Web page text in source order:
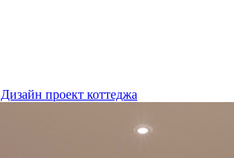
Дизайн проект коттеджа